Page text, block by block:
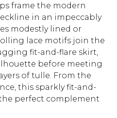
frame the modern
in an impeccably
modestly lined or
lace motifs join the
fit-and-flare skirt,
before meeting
of tulle. From the
this sparkly fit-and-
perfect complement